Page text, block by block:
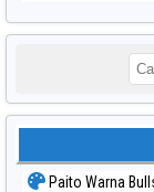
Paito Warna